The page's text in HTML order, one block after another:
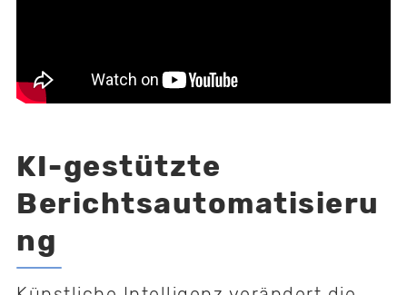
KI-gestützte
Berichtsautomatisieru
ng